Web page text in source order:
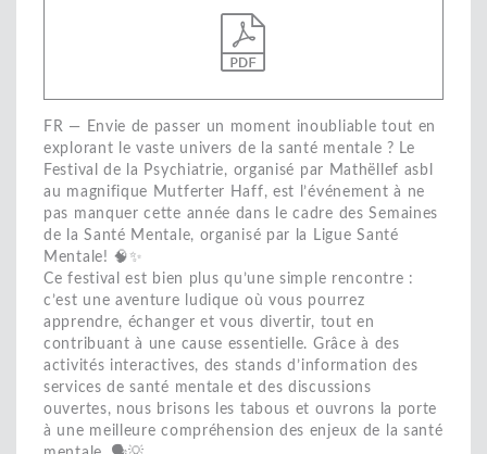
FR — Envie de passer un moment inoubliable tout en
explorant le vaste univers de la santé mentale ? Le
Festival de la Psychiatrie, organisé par Mathëllef asbl
au magnifique Mutferter Haff, est l’événement à ne
pas manquer cette année dans le cadre des Semaines
de la Santé Mentale, organisé par la Ligue Santé
Mentale! 🧠✨
Ce festival est bien plus qu’une simple rencontre :
c’est une aventure ludique où vous pourrez
apprendre, échanger et vous divertir, tout en
contribuant à une cause essentielle. Grâce à des
activités interactives, des stands d’information des
services de santé mentale et des discussions
ouvertes, nous brisons les tabous et ouvrons la porte
à une meilleure compréhension des enjeux de la santé